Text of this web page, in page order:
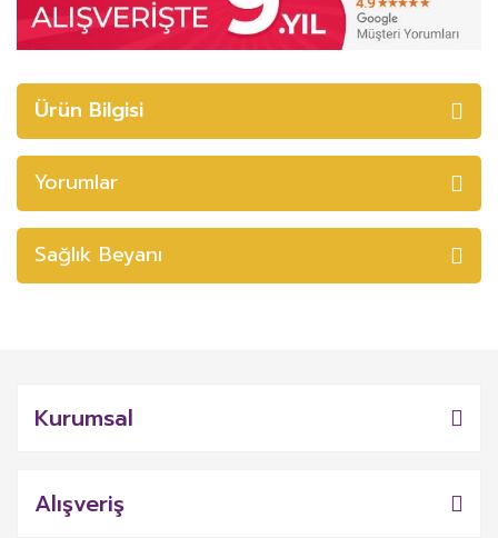
Ürün Bilgisi
Yorumlar
Sağlık Beyanı
Kurumsal
Alışveriş